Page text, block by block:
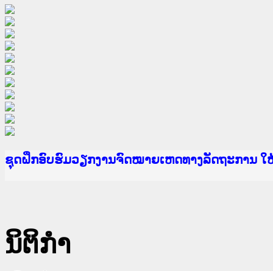
Ministry of Justice Lao PDR
ເຜີຍແຜ່ວັບໄຊຈົດໝາຍເຫດທາງລັດຖະການ ແລະ ແອັ
ກະຊວງຍຸຕິທຳ
ຊຸດຝຶກອົບຮົມວຽກງານຈົດໝາຍເຫດທາງລັດຖະການ
ກອງປະຊຸມທົບທວນຄືນການຈັດຕັ້ງປະຕິບັດວຽກງານຈົ
ຝຶກອົບຮົມ ຜູ່ປະສານງານວຽກງານຈົດໝາຍເຫດທາງລັ
ຝຶກອົບຮົມ ຜູ່ປະສານງານວຽກງານຈົດໝາຍເຫດທາງລັ
ເຜີຍແຜ່ແອັບກົດໝາຍລາວ ແລະ ເວັບໄຊຈົດໝາຍເຫດ
ເຜີຍແຜ່ແອັບກົດໝາຍລາວ ແລະ ເວັບໄຊຈົດໝາຍເຫດ
ຍົກລະດັບວຽກງານຈົດໝາຍເຫດທາງລັດຖະການໃຫ້ຜູ້
ຊຸດຝຶກອົບຮົມວຽກງານຈົດໝາຍເຫດທາງລັດຖະການ ໃ
ນິຕິກໍາ